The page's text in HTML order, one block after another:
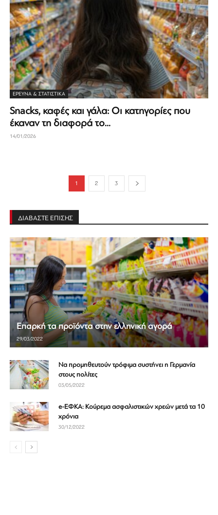
ΈΡΕΥΝΑ & ΣΤΑΤΙΣΤΙΚΆ
Snacks, καφές και γάλα: Οι κατηγορίες που
έκαναν τη διαφορά το...
14/01/2026
1 2 3
ΔΙΑΒΑΣΤΕ ΕΠΙΣΗΣ
Επαρκή τα προϊόντα στην ελληνική αγορά
29/03/2022
Nα προμηθευτούν τρόφιμα συστήνει η Γερμανία
στους πολίτες
03/05/2022
e-ΕΦΚΑ: Κούρεμα ασφαλιστικών χρεών μετά τα 10
χρόνια
30/12/2022